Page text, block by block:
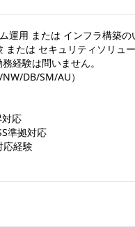
運用 または インフラ構築の
たは セキュリティソリュ
経験は問いません。
DB/SM/AU）
応
準拠対応
応経験